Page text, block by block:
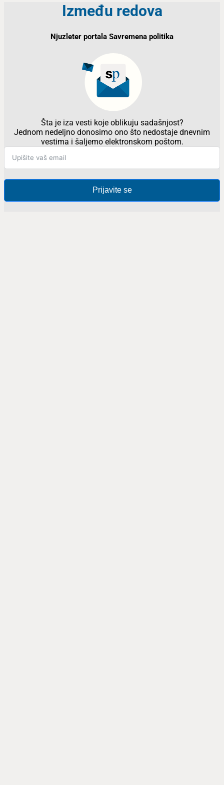
Između redova
Njuzleter portala Savremena politika
Šta je iza vesti koje oblikuju sadašnjost?
Jednom nedeljno donosimo ono što nedostaje dnevnim
vestima i šaljemo elektronskom poštom.
Prijavite se